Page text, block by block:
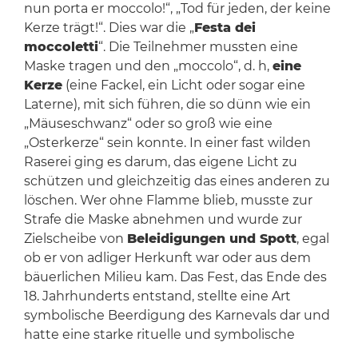
nun porta er moccolo!“, „Tod für jeden, der keine
Kerze trägt!“. Dies war die „Festa dei
moccoletti“. Die Teilnehmer mussten eine
Maske tragen und den „moccolo“, d. h, eine
Kerze(eine Fackel, ein Licht oder sogar eine
Laterne), mit sich führen, die so dünn wie ein
„Mäuseschwanz“ oder so groß wie eine
„Osterkerze“ sein konnte. In einer fast wilden
Raserei ging es darum, das eigene Licht zu
schützen und gleichzeitig das eines anderen zu
löschen. Wer ohne Flamme blieb, musste zur
Strafe die Maske abnehmen und wurde zur
Zielscheibe von Beleidigungen und Spott, egal
ob er von adliger Herkunft war oder aus dem
bäuerlichen Milieu kam. Das Fest, das Ende des
18. Jahrhunderts entstand, stellte eine Art
symbolische Beerdigung des Karnevals dar und
hatte eine starke rituelle und symbolische